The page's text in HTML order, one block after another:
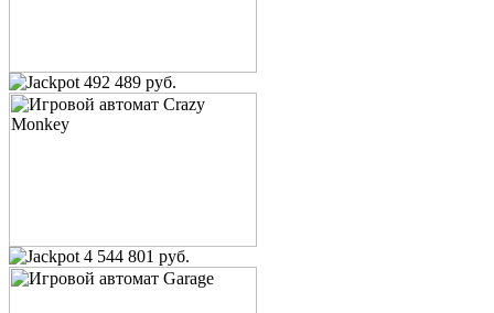
492 489 руб.
4 544 801 руб.